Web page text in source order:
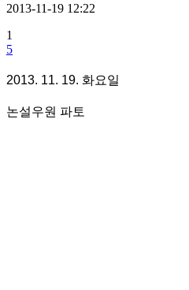
2013-11-19 12:22
1
5
2013. 11. 19. 화요일
논설우원 파토